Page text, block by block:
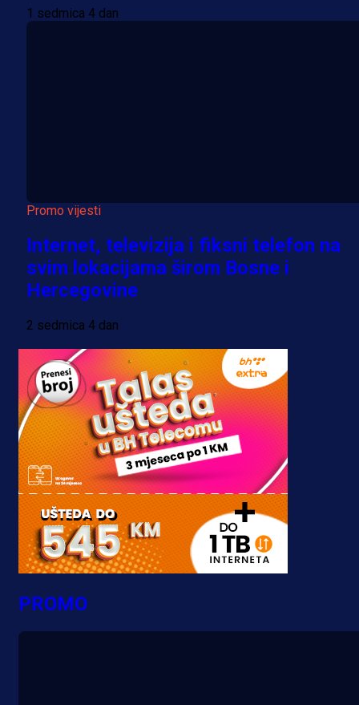
1 sedmica 4 dan
Promo vijesti
Internet, televizija i fiksni telefon na
svim lokacijama širom Bosne i
Hercegovine
2 sedmica 4 dan
PROMO